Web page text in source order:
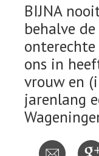
BIJNA
behalve
ons in
vrouw en
jarenlang